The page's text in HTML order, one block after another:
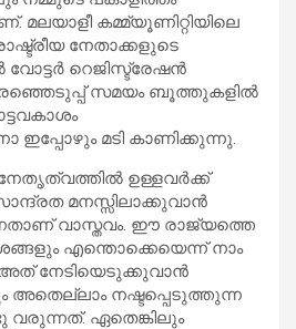
കമ്മ്യൂണിറ്റിയിലെ
നേതാക്കളുടെ
റെജിസ്ട്രേഷൻ
സമയം ബൂത്തുകളിൽ
ഇപ്പോഴും മടി കാണിക്കുന്നു.
ഉള്ളവർക്ക്
മനസ്സിലാക്കുവാൻ
വാസ്തവം. ഈ രാജ്യത്തെ
എന്തൊക്കെയെന്ന് നാം
അത് നേടിയെടുക്കുവാൻ
നഷ്ടപ്പെടുത്തുന്ന
ഏതെങ്കിലും